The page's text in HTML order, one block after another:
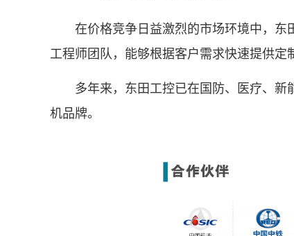
在价格竞争日益激烈的市场环境中，东
工程师团队，能够根据客户需求快速提供定
多年来，东田工控已在国防、医疗、新
机品牌。